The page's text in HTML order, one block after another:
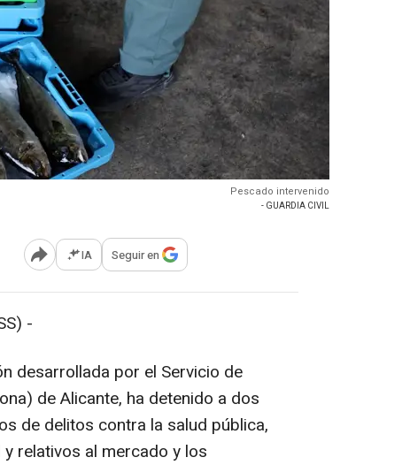
Pescado intervenido
- GUARDIA CIVIL
Abrir opciones para compartir
IA Seguir en
-
desarrollada por el Servicio de
de Alicante, ha detenido a dos
de delitos contra la salud pública,
relativos al mercado y los